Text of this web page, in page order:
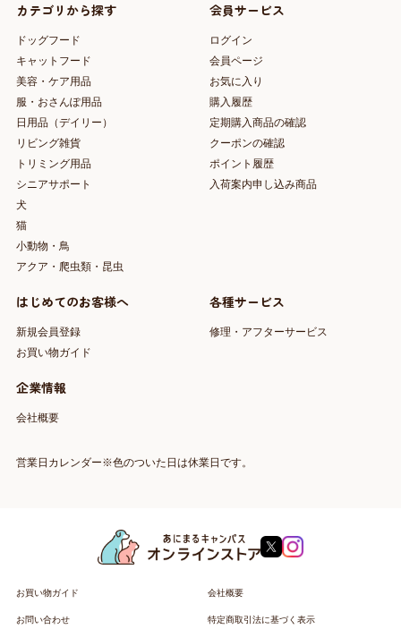
カテゴリから探す
ドッグフード
キャットフード
美容・ケア用品
服・おさんぽ用品
日用品（デイリー）
リビング雑貨
トリミング用品
シニアサポート
犬
猫
小動物・鳥
アクア・爬虫類・昆虫
会員サービス
ログイン
会員ページ
お気に入り
購入履歴
定期購入商品の確認
クーポンの確認
ポイント履歴
入荷案内申し込み商品
はじめてのお客様へ
新規会員登録
お買い物ガイド
各種サービス
修理・アフターサービス
企業情報
会社概要
営業日カレンダー※色のついた日は休業日です。
お買い物ガイド 会社概要
お問い合わせ 特定商取引法に基づく表示